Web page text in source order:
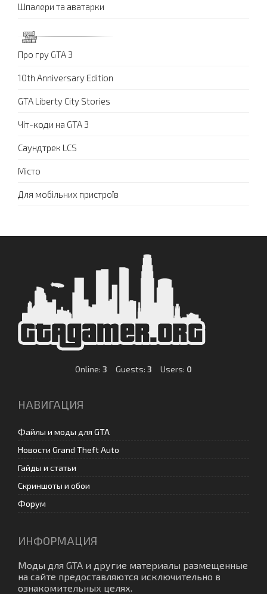
Шпалери та аватарки
Про гру GTA 3
10th Anniversary Edition
GTA Liberty City Stories
Чіт-коди на GTA 3
Саундтрек LCS
Місто
Для мобільних пристроїв
Online: 3 Guests: 3 Users: 0
НАВИГАЦИЯ
Файлы и моды для GTA
Новости Grand Theft Auto
Гайды и статьи
Скриншоты и обои
Форум
ИНФОРМАЦИЯ
Моды для GTA и другие материалы размещенные
на сайте предоставляются исключительно в
ознакомительных целях.